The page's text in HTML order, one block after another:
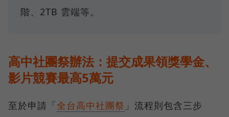
階、2TB 雲端等。
高中社團祭辦法：提交成果領獎學金、
影片競賽最高5萬元
至於申請「全台高中社團祭 」流程則包含三步